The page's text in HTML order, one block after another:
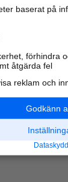
om företag,
baserat på
förhindra
åtgärda fel
reklam och
Godkänn
Dataskydd